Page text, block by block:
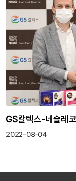
GS칼텍스-네슬레
2022-08-04